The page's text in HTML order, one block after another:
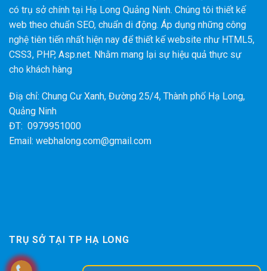
có trụ sở chính tại Hạ Long Quảng Ninh. Chúng tôi thiết kế
web theo chuẩn SEO, chuẩn di động. Áp dụng những công
nghệ tiên tiến nhất hiện nay để thiết kế website như HTML5,
CSS3, PHP, Asp.net. Nhằm mang lại sự hiệu quả thực sự
cho khách hàng
Điạ chỉ: Chung Cư Xanh, Đường 25/4, Thành phố Hạ Long,
Quảng Ninh
ĐT: 0979951000
Email: webhalong.com@gmail.com
TRỤ SỞ TẠI TP HẠ LONG